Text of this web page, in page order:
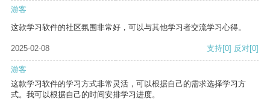
游客
这款学习软件的社区氛围非常好，可以与其他学习者交流学习心得。
2025-02-08 支持[0] 反对[0]
游客
这款学习软件的学习方式非常灵活，可以根据自己的需求选择学习方
式。我可以根据自己的时间安排学习进度。